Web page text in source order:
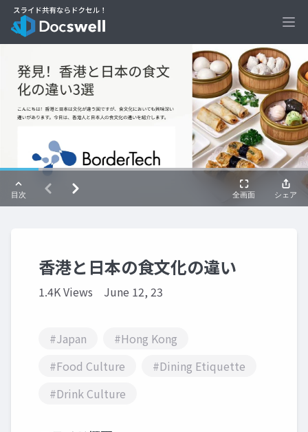
香港と日本の食文化の違い
1.4K Views June 12, 23
#Japan
#Hong Kong
#Food Culture
#Dining Etiquette
#Drink Culture